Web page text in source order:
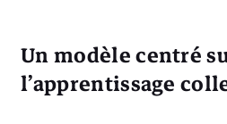
Un modèle centré
l’apprentissage